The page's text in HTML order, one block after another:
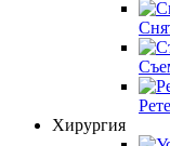
Хирургия